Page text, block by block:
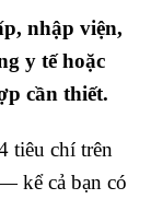
nhập viện,
y tế hoặc
cần thiết.
tiêu chí trên
kể cả bạn có